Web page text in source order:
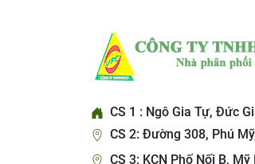
CS 1 : Ngô Gia Tự, Đức
CS 2: Đường 308, Phú
CS 3: KCN Phố Nối B,